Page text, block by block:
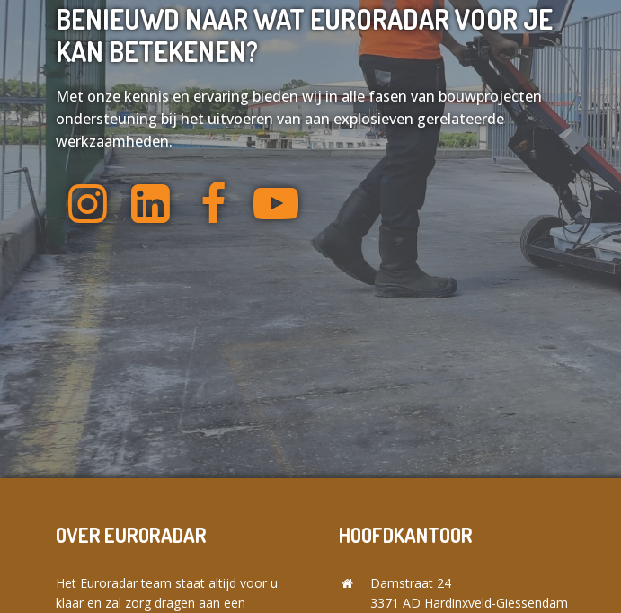
BENIEUWD NAAR WAT EURORADAR VOOR JE
KAN BETEKENEN?
Met onze kennis en ervaring bieden wij in alle fasen van bouwprojecten
ondersteuning bij het uitvoeren van aan explosieven gerelateerde
werkzaamheden.
OVER EURORADAR
Het Euroradar team staat altijd voor u
klaar en zal zorg dragen aan een
HOOFDKANTOOR
Damstraat 24
3371 AD Hardinxveld-Giessendam